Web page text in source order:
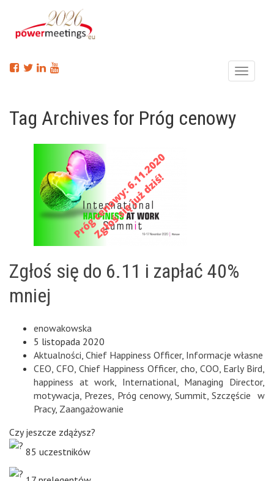
Menu
Tag Archives for Próg cenowy
Zgłoś się do 6.11 i zapłać 40%
mniej
enowakowska
5 listopada 2020
Aktualności Chief Happiness Officer, Informacje własne
CEO CFO Chief Happiness Officer, cho COO Early Bird
happiness at work
International, Managing Director,
motywacja Prezes Próg cenowy,Summit ,Szczęście w
Pracy, Zaangażowanie
Czy jeszcze zdążysz?
85 uczestników